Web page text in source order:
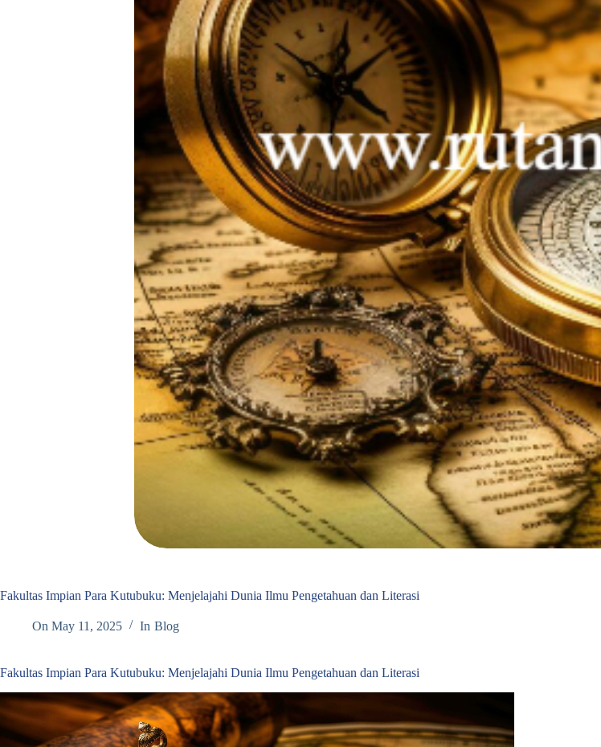
Fakultas Impian Para Kutubuku: Menjelajahi Dunia Ilmu Pengetahuan dan Literasi
On May 11, 2025 In Blog
Fakultas Impian Para Kutubuku: Menjelajahi Dunia Ilmu Pengetahuan dan Literasi